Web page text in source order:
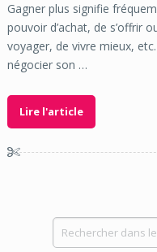
Gagner plus signifie
pouvoir d’achat, de s’offrir
voyager, de vivre mieux,
négocier son …
Lire l'article